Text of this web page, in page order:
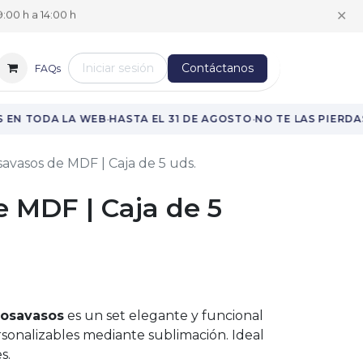
h a 14:00 h ✕
FAQs Iniciar sesión Contáctanos
TODA LA WEB·HASTA EL 31 DE AGOSTO·NO TE LAS PIERDAS
de MDF | Caja de 5 uds.
MDF | Caja de 5
es un set elegante y funcional
mediante sublimación. Ideal